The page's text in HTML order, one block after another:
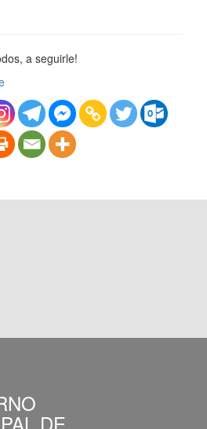
a seguirle!
DE